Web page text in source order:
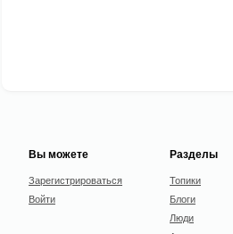
Вы можете
Зарегистрироваться
Войти
Разделы
Топики
Блоги
Люди